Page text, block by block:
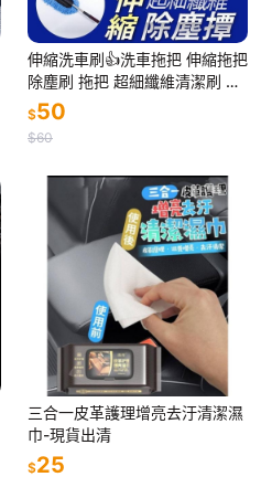
伸縮洗車刷👍洗車拖把 伸縮拖把
除塵刷 拖把 超細纖維清潔刷 洗
車刷 清潔刷 拖把刷 軟毛洗車刷
軟毛刷 毛刷 本原
$50
$60
三合一皮革護理增亮去汙清潔濕
巾-現貨出清
$25